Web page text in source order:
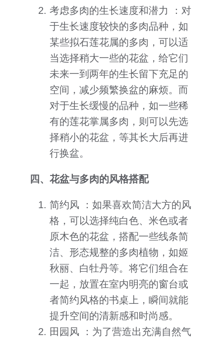
考虑多肉的生长速度和潜力 ：对
于生长速度较快的多肉品种，如
某些拟石莲花属的多肉，可以适
当选择稍大一些的花盆，给它们
未来一到两年的生长留下充足的
空间，减少频繁换盆的麻烦。而
对于生长缓慢的品种，如一些稀
有的莲花掌属多肉，则可以先选
择稍小的花盆，等其长大后再进
行换盆。
四、花盆与多肉的风格搭配
简约风 ：如果喜欢简洁大方的风
格，可以选择纯白色、米色或者
原木色的花盆，搭配一些线条简
洁、形态规整的多肉植物，如姬
秋丽、白牡丹等。将它们组合在
一起，放置在室内明亮的窗台或
者简约风格的书桌上，瞬间就能
提升空间的清新感和时尚感。
田园风 ：为了营造出充满自然气